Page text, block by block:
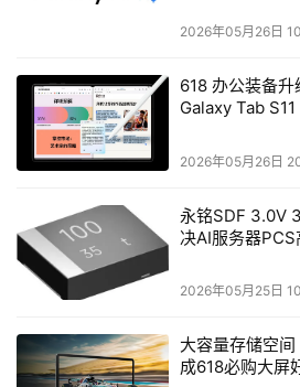
除了闪存产品，我们还提供
SRAM、PSRAM、 LPSDRAM以
DVD和STB中用于参数设置和关键
iSuppli最近对30款涵盖高中低及
NOR闪存仍然是手机中占主导的存
于代码存储的首选产品。而30%的
NAND闪存，虽然NAND闪存的功
用，但其使用情况呈增长态势。在
器的平均使用情况如下：
PSRAM，6Mb的SRAM，218Mb
2026年05月26日
618 办公装备
Galaxy Tab
2026年05月26日
永铭SDF 3.0V
决AI服务器
2026年05月25日
大容量存储空
成618必购大屏